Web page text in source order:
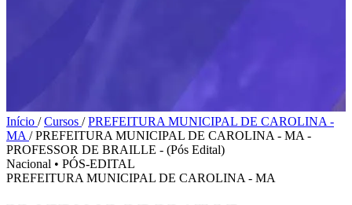
Início / Cursos / PREFEITURA MUNICIPAL DE CAROLINA -
MA / PREFEITURA MUNICIPAL DE CAROLINA - MA -
PROFESSOR DE BRAILLE - (Pós Edital)
Nacional • PÓS-EDITAL
PREFEITURA MUNICIPAL DE CAROLINA - MA